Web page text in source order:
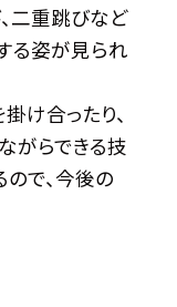
二重跳びなど
る姿が見られ
け合ったり、
がらできる技
で、今後の